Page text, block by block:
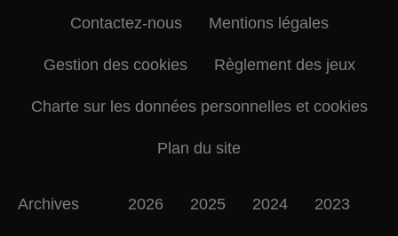
Contactez-nous Mentions légales
Gestion des cookies Règlement des jeux
Charte sur les données personnelles et cookies
Plan du site
Archives 2026 2025 2024 2023